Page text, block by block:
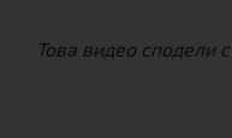
Това видео сподели